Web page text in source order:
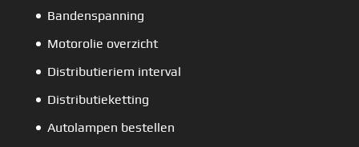
Bandenspanning
Motorolie overzicht
Distributieriem interval
Distributieketting
Autolampen bestellen